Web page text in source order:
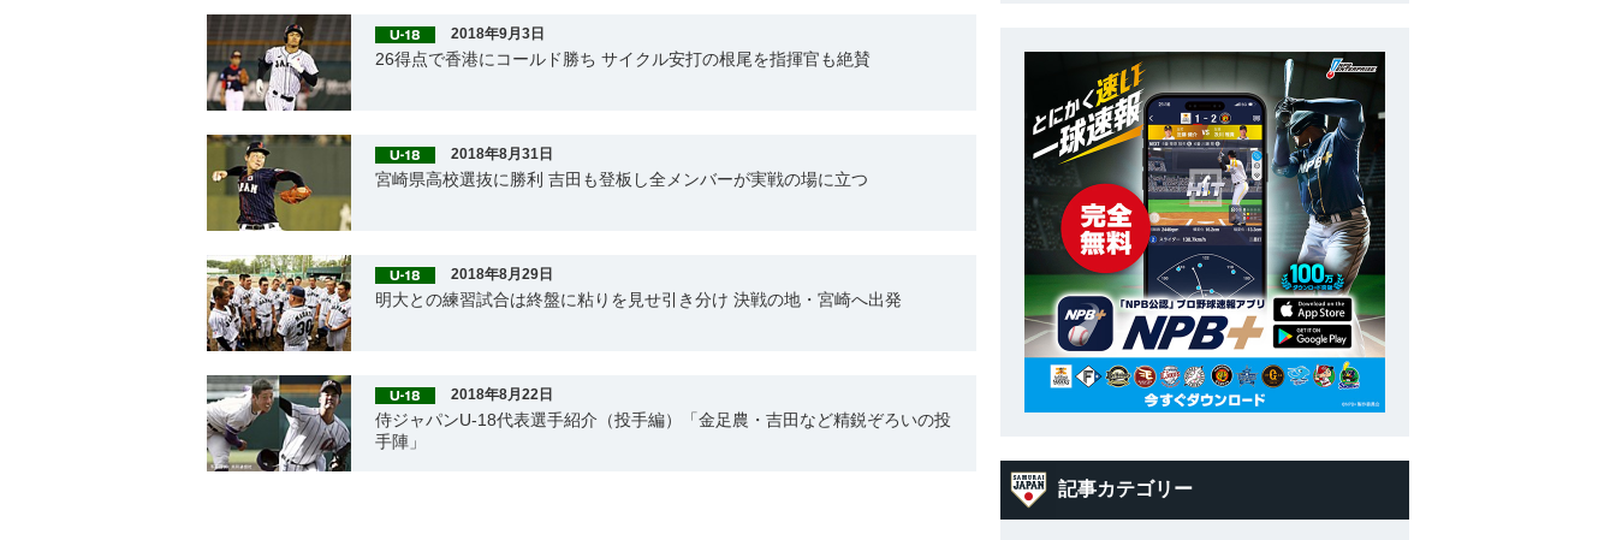
2018年9月3日
26得点で香港にコールド勝ち サイクル安打の根尾を指揮官も絶賛
2018年8月31日
宮崎県高校選抜に勝利 吉田も登板し全メンバーが実戦の場に立つ
2018年8月29日
明大との練習試合は終盤に粘りを見せ引き分け 決戦の地・宮崎へ出発
2018年8月22日
侍ジャパンU-18代表選手紹介（投手編）「金足農・吉田など精鋭ぞろいの投
手陣」
記事カテゴリー